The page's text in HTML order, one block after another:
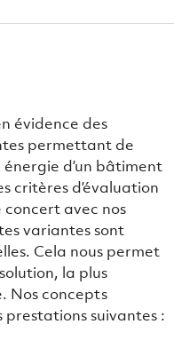
évidence des
permettant de
énergie d’un bâtiment
critères d’évaluation
avec nos
variantes sont
Cela nous permet
la plus
Nos concepts
suivantes :